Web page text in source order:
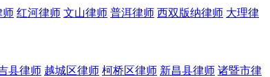
师 红河律师 文山律师 普洱律师 西双版纳律师 大理律
县律师 越城区律师 柯桥区律师 新昌县律师 诸暨市律